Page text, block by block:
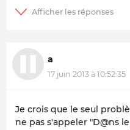
a
17 juin 2013 à 10:52:35
Je crois que le seul
ne pas s'appeler "D@ns